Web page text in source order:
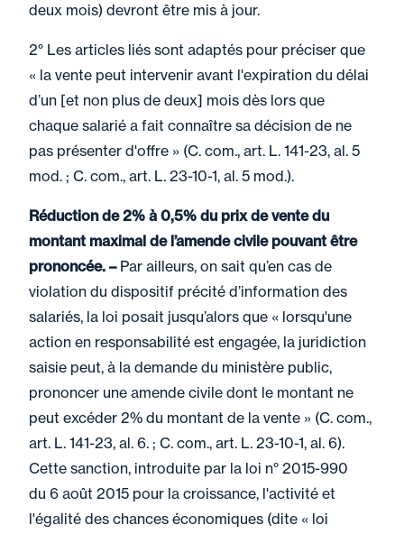
deux mois) devront être mis à jour.
2° Les articles liés sont adaptés pour préciser que
« la vente peut intervenir avant l'expiration du délai
d’un [et non plus de deux] mois dès lors que
chaque salarié a fait connaître sa décision de ne
pas présenter d'offre » (C. com., art. L. 141-23, al. 5
mod. ; C. com., art. L. 23-10-1, al. 5 mod.).
Réduction de 2% à 0,5% du prix de vente du
montant maximal de l’amende civile pouvant être
prononcée. –Par ailleurs, on sait qu’en cas de
violation du dispositif précité d’information des
salariés, la loi posait jusqu’alors que « lorsqu'une
action en responsabilité est engagée, la juridiction
saisie peut, à la demande du ministère public,
prononcer une amende civile dont le montant ne
peut excéder 2% du montant de la vente » (C. com.,
art. L. 141-23, al. 6. ; C. com., art. L. 23-10-1, al. 6).
Cette sanction, introduite par la loi n° 2015-990
du 6 août 2015 pour la croissance, l'activité et
l'égalité des chances économiques (dite « loi